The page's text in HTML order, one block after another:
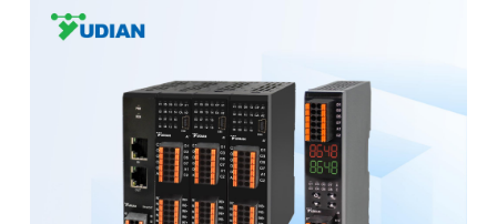
8648G 高性能智能多路温控器，在不改动设备硬件结
构、不调整工艺温度基准的前提下，实现 POLY 工序升
温阶段时长压缩 130 秒，且电池转换效率与产品良率均
优于基准工艺，为光伏热制程的精益优化提供了可复用
的技术方案。01 行业痛点镀膜工艺的产能与品质挑战传
统温控系统在升温、保温阶段响应滞后，导致工艺时间
较长，限制了单线产能的进一步提升。同时，镀膜过程